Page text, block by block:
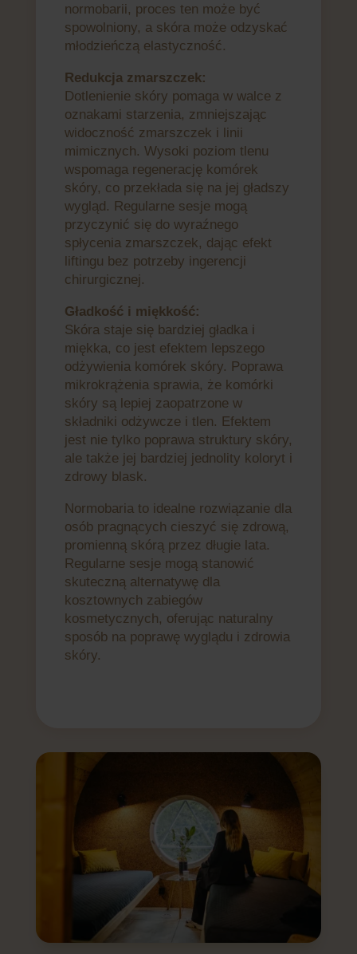
normobarii, proces ten może być
spowolniony, a skóra może odzyskać
młodzieńczą elastyczność.
Redukcja zmarszczek:
Dotlenienie skóry pomaga w walce z
oznakami starzenia, zmniejszając
widoczność zmarszczek i linii
mimicznych. Wysoki poziom tlenu
wspomaga regenerację komórek
skóry, co przekłada się na jej gładszy
wygląd. Regularne sesje mogą
przyczynić się do wyraźnego
spłycenia zmarszczek, dając efekt
liftingu bez potrzeby ingerencji
chirurgicznej.
Gładkość i miękkość:
Skóra staje się bardziej gładka i
miękka, co jest efektem lepszego
odżywienia komórek skóry. Poprawa
mikrokrążenia sprawia, że komórki
skóry są lepiej zaopatrzone w
składniki odżywcze i tlen. Efektem
jest nie tylko poprawa struktury skóry,
ale także jej bardziej jednolity koloryt i
zdrowy blask.
Normobaria to idealne rozwiązanie dla
osób pragnących cieszyć się zdrową,
promienną skórą przez długie lata.
Regularne sesje mogą stanowić
skuteczną alternatywę dla
kosztownych zabiegów
kosmetycznych, oferując naturalny
sposób na poprawę wyglądu i zdrowia
skóry.